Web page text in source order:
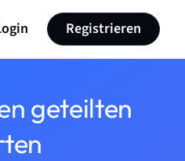
Registrieren
geteilten